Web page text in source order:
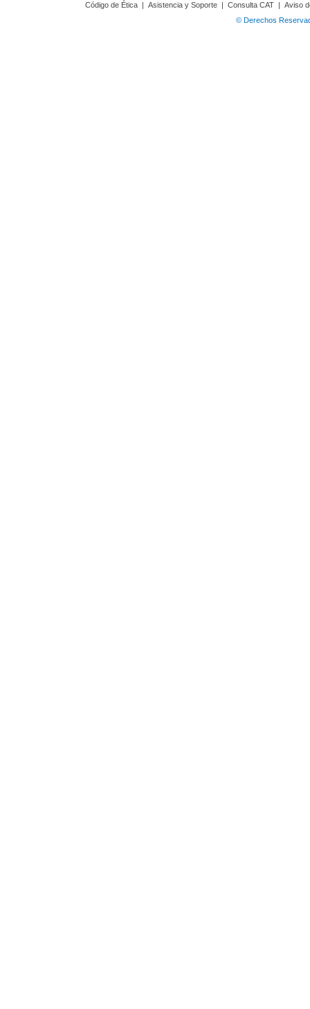
Código de Ética | Asistencia y Soporte | Consulta CAT | Aviso
© Derechos